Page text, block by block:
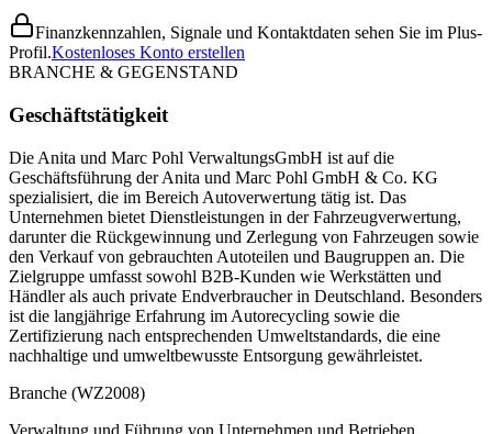
Finanzkennzahlen, Signale und Kontaktdaten sehen Sie im Plus-
Profil.Kostenloses Konto erstellen
BRANCHE & GEGENSTAND
Geschäftstätigkeit
Die Anita und Marc Pohl VerwaltungsGmbH ist auf die
Geschäftsführung der Anita und Marc Pohl GmbH & Co. KG
spezialisiert, die im Bereich Autoverwertung tätig ist. Das
Unternehmen bietet Dienstleistungen in der Fahrzeugverwertung,
darunter die Rückgewinnung und Zerlegung von Fahrzeugen sowie
den Verkauf von gebrauchten Autoteilen und Baugruppen an. Die
Zielgruppe umfasst sowohl B2B-Kunden wie Werkstätten und
Händler als auch private Endverbraucher in Deutschland. Besonders
ist die langjährige Erfahrung im Autorecycling sowie die
Zertifizierung nach entsprechenden Umweltstandards, die eine
nachhaltige und umweltbewusste Entsorgung gewährleistet.
Branche (WZ2008)
Verwaltung und Führung von Unternehmen und Betrieben